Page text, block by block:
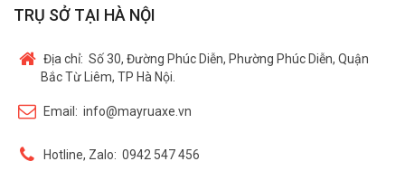
TRỤ SỞ TẠI HÀ NỘI
Địa chỉ: Số 30, Đường Phúc Diễn, Phường Phúc Diễn, Quận
Bắc Từ Liêm, TP Hà Nội.
Email: info@mayruaxe.vn
Hotline, Zalo: 0942 547 456